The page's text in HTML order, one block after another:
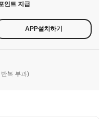
인트 지급
APP설치하기
복 부과)